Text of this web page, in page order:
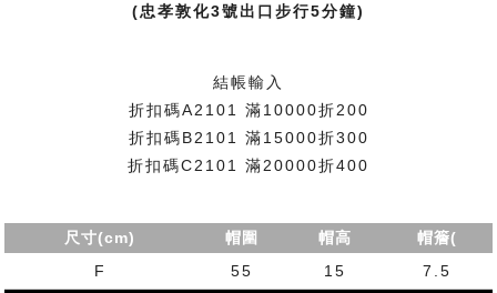
(忠孝敦化3號出口步行5分鐘)
結帳輸入
折扣碼A2101 滿10000折200
折扣碼B2101 滿15000折300
折扣碼C2101 滿20000折400
尺寸(cm) 帽圍 帽高
帽簷(
F
55 15 7.5